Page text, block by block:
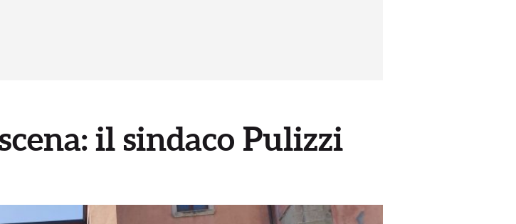
il sindaco Pulizzi